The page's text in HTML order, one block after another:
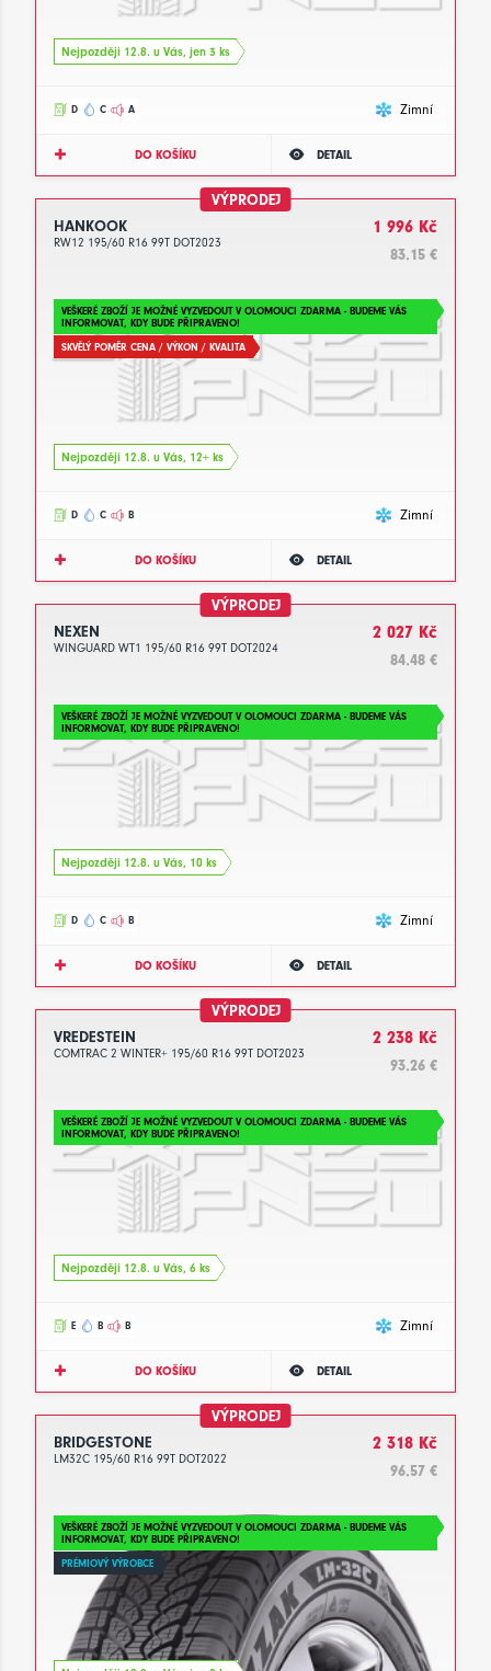
Nejpozději 12.8. u Vás, jen 3 ks
D C A Zimní
DO KOŠÍKU DETAIL
VÝPRODEJ
HANKOOK
RW12 195/60 R16 99T DOT2023
1 996 Kč
83.15 €
VEŠKERÉ ZBOŽÍ JE MOŽNÉ VYZVEDOUT V OLOMOUCI ZDARMA - BUDEME VÁS
INFORMOVAT, KDY BUDE PŘIPRAVENO!
SKVĚLÝ POMĚR CENA / VÝKON / KVALITA
Nejpozději 12.8. u Vás, 12+ ks
D C B Zimní
DO KOŠÍKU DETAIL
VÝPRODEJ
NEXEN
WINGUARD WT1 195/60 R16 99T DOT2024
2 027 Kč
84.48 €
VEŠKERÉ ZBOŽÍ JE MOŽNÉ VYZVEDOUT V OLOMOUCI ZDARMA - BUDEME VÁS
INFORMOVAT, KDY BUDE PŘIPRAVENO!
Nejpozději 12.8. u Vás, 10 ks
D C B Zimní
DO KOŠÍKU DETAIL
VÝPRODEJ
VREDESTEIN
COMTRAC 2 WINTER+ 195/60 R16 99T DOT2023
2 238 Kč
93.26 €
VEŠKERÉ ZBOŽÍ JE MOŽNÉ VYZVEDOUT V OLOMOUCI ZDARMA - BUDEME VÁS
INFORMOVAT, KDY BUDE PŘIPRAVENO!
Nejpozději 12.8. u Vás, 6 ks
E B B Zimní
DO KOŠÍKU DETAIL
VÝPRODEJ
BRIDGESTONE
LM32C 195/60 R16 99T DOT2022
2 318 Kč
96.57 €
VEŠKERÉ ZBOŽÍ JE MOŽNÉ VYZVEDOUT V OLOMOUCI ZDARMA - BUDEME VÁS
INFORMOVAT, KDY BUDE PŘIPRAVENO!
PRÉMIOVÝ VÝROBCE